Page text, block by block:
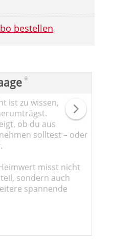
bestellen
*
ist zu wissen,
ob du aus
solltest – oder
misst nicht
sondern auch
spannende